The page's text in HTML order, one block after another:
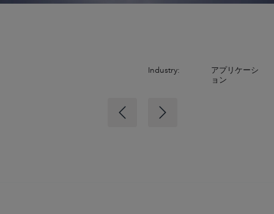
Industry:
アプリケーシ
ョン